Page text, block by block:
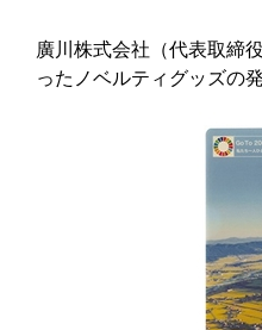
廣川株式会社（代表取締
ったノベルティグッズの